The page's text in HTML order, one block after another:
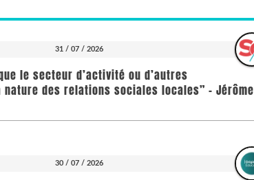
31 / 07 / 2026
le secteur d’activité ou d’autres
des relations sociales locales” - Jérôme
30 / 07 / 2026